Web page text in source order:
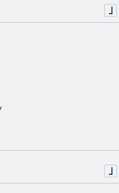
o
ktoré som uviedol, aby
mojej žiadosti, informoval o
čísla na vyššie uvedené
s účinnosťou do